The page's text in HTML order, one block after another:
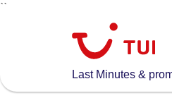
``
algemene
Last Minutes &